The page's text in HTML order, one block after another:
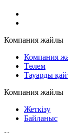
Компания жайлы
Компания
Төлем
Тауарды
Компания жайлы
Жеткізу
Байланыс